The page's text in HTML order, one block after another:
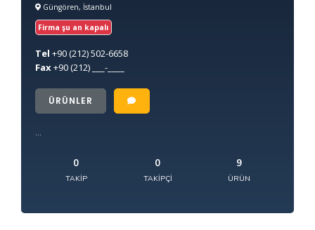
Güngören, İstanbul
Firma şu an kapalı
Tel +90(212) 502-6658
Fax+90(212) ___-____
ÜRÜNLER
0
TAKIP
0
TAKIPÇI
9
ÜRÜN